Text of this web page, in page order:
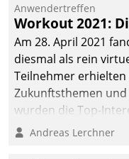
Cloud-Strategien und -
Lösungen mit hohem
Zukunftspotenzial.
Anwendertreffen
Workout 2021:
Am 28. April 2021
diesmal als rein
Teilnehmer
Zukunftsthemen
wurden die Top-
Andreas Lerchner